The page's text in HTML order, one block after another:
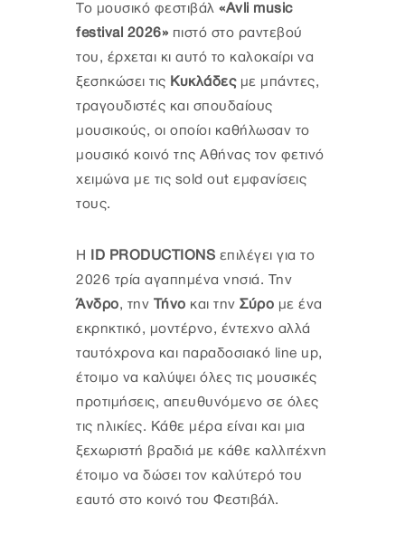
Το μουσικό φεστιβάλ «Avli music
festival 2026» πιστό στο ραντεβού
του, έρχεται κι αυτό το καλοκαίρι να
ξεσηκώσει τις Κυκλάδεςμε μπάντες,
τραγουδιστές και σπουδαίους
μουσικούς, οι οποίοι καθήλωσαν το
μουσικό κοινό της Αθήνας τον φετινό
χειμώνα με τις sold out εμφανίσεις
τους.
Η ID PRODUCTIONS επιλέγει για το
2026 τρία αγαπημένα νησιά. Την
Άνδρο, την Τήνο και την Σύρο με ένα
εκρηκτικό, μοντέρνο, έντεχνο αλλά
ταυτόχρονα και παραδοσιακό line up,
έτοιμο να καλύψει όλες τις μουσικές
προτιμήσεις, απευθυνόμενο σε όλες
τις ηλικίες. Κάθε μέρα είναι και μια
ξεχωριστή βραδιά με κάθε καλλιτέχνη
έτοιμο να δώσει τον καλύτερό του
εαυτό στο κοινό του Φεστιβάλ.